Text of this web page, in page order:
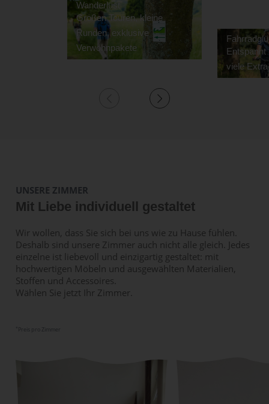
Wanderlust
Großen Touren, kleine
Runden, exklusive
Verwöhnpakete
Entspannt
viele
UNSERE ZIMMER
Mit Liebe individuell gestaltet
Wir wollen, dass Sie sich bei uns wie zu Hause fühlen.
Deshalb sind unsere Zimmer auch nicht alle gleich. Jedes
einzelne ist liebevoll und einzigartig gestaltet: mit
hochwertigen Möbeln und ausgewählten Materialien,
Stoffen und Accessoires.
Wählen Sie jetzt Ihr Zimmer.
Preis pro Zimmer